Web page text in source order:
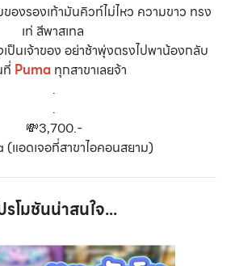
องรองเท้ามันคิวท์ไม่ไหว ความขาว ทรง
เท่ สีพาสเทล
ป็นเจ้าของ อย่าช้าพุ่งตรงไปพาน้องกลับ
ที่ Puma ทุกสาขาเลยจ้า
.
.
💸3,700.-
(แอดเจอที่สาขาไอคอนสยาม)
รโมชันน่าสนใจ...